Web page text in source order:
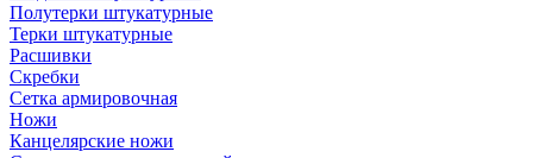
Полутерки штукатурные
Терки штукатурные
Расшивки
Скребки
Сетка армировочная
Ножи
Канцелярские ножи